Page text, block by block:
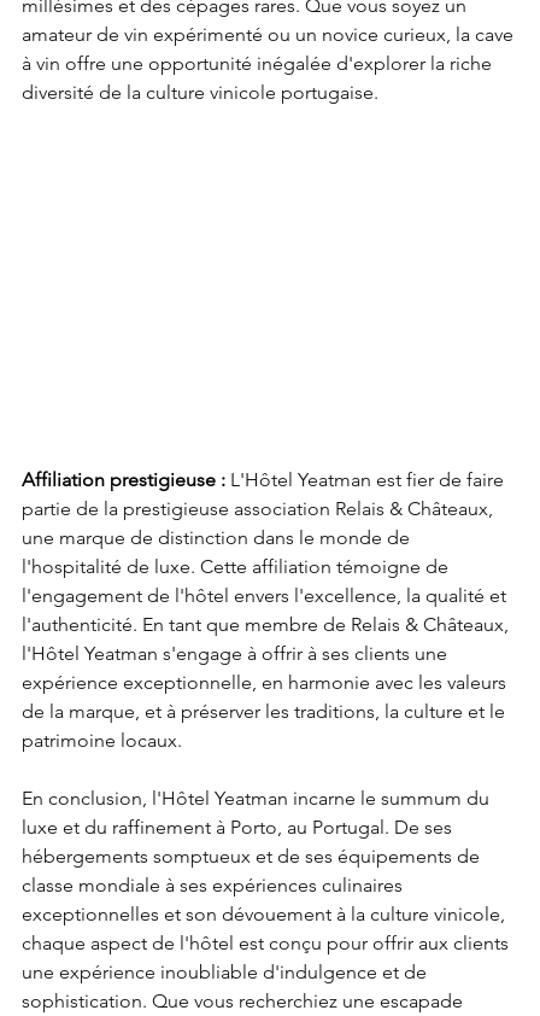
millésimes et des cépages rares. Que vous soyez un
amateur de vin expérimenté ou un novice curieux, la cave
à vin offre une opportunité inégalée d'explorer la riche
diversité de la culture vinicole portugaise.
Affiliation prestigieuse : L'Hôtel Yeatman est fier de faire
partie de la prestigieuse association Relais & Châteaux,
une marque de distinction dans le monde de
l'hospitalité de luxe. Cette affiliation témoigne de
l'engagement de l'hôtel envers l'excellence, la qualité et
l'authenticité. En tant que membre de Relais & Châteaux,
l'Hôtel Yeatman s'engage à offrir à ses clients une
expérience exceptionnelle, en harmonie avec les valeurs
de la marque, et à préserver les traditions, la culture et le
patrimoine locaux.
En conclusion, l'Hôtel Yeatman incarne le summum du
luxe et du raffinement à Porto, au Portugal. De ses
hébergements somptueux et de ses équipements de
classe mondiale à ses expériences culinaires
exceptionnelles et son dévouement à la culture vinicole,
chaque aspect de l'hôtel est conçu pour offrir aux clients
une expérience inoubliable d'indulgence et de
sophistication. Que vous recherchiez une escapade